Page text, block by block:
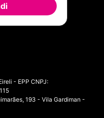
- EPP CNPJ:
193 - Vila Gardiman -